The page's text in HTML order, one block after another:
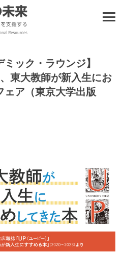
ック・ラウンジ】
東大教師が新入生にお
ア（東京大学出版